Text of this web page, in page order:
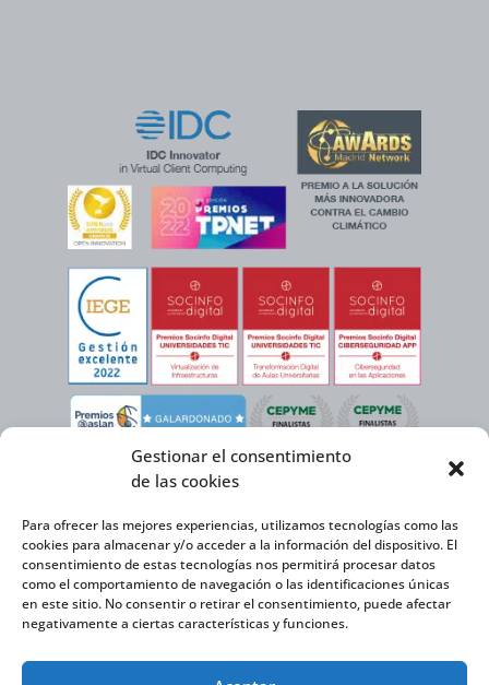
Gestionar el consentimiento
de las cookies
Para ofrecer las mejores experiencias, utilizamos tecnologías como las
cookies para almacenar y/o acceder a la información del dispositivo. El
consentimiento de estas tecnologías nos permitirá procesar datos
como el comportamiento de navegación o las identificaciones únicas
en este sitio. No consentir o retirar el consentimiento, puede afectar
negativamente a ciertas características y funciones.